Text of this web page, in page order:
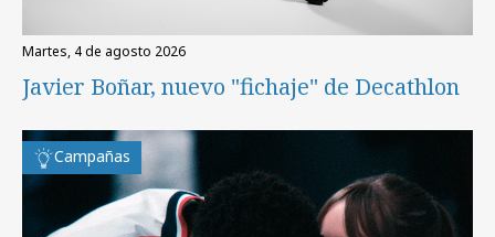
martes, 4 de agosto 2026
Javier Boñar, nuevo "fichaje" de Decathlon
Campañas